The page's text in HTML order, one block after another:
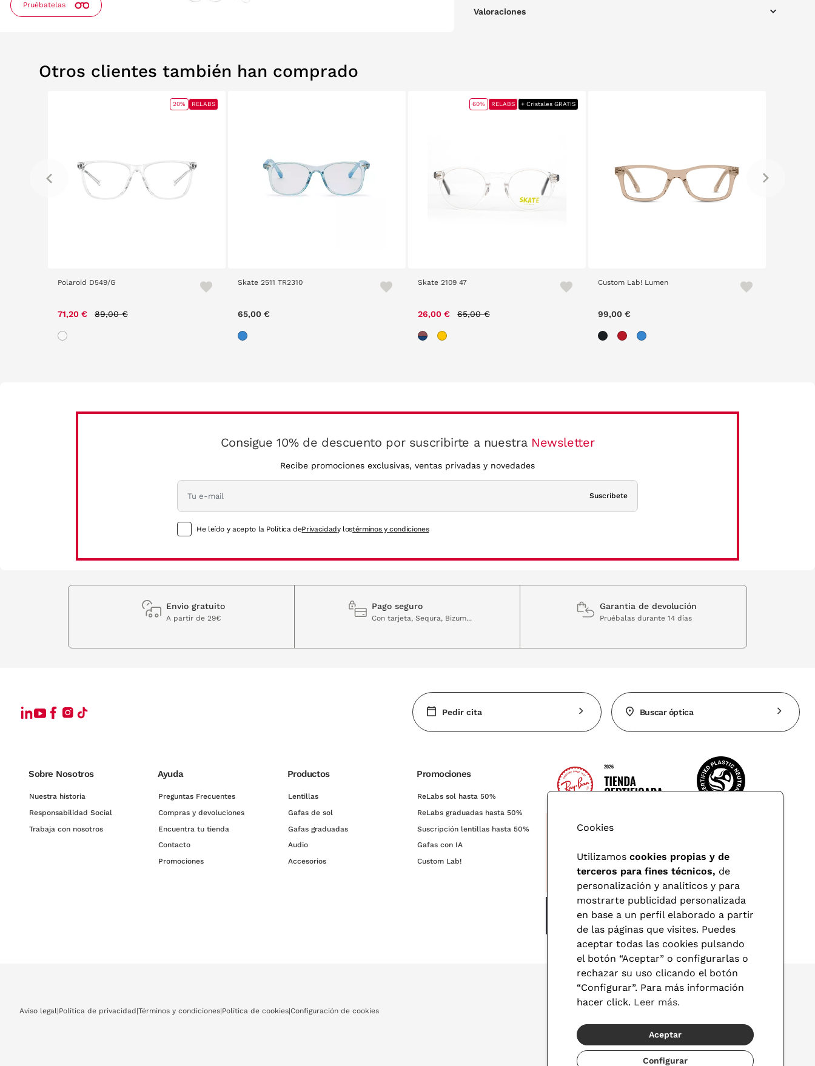
Pruébatelas
Valoraciones
Otros clientes también han comprado
Polaroid D549/G
71,20 € 89,00 €
20% RELABS
Skate 2511 TR2310
65,00 €
Skate 2109 47
26,00 € 65,00 €
60% RELABS + Cristales GRATIS
Custom Lab! Lumen
99,00 €
Consigue 10% de descuento por suscribirte a nuestra Newsletter
Recibe promociones exclusivas, ventas privadas y novedades
Suscríbete
He leído y acepto la Política dePrivacidady lostérminos y condiciones
Envio gratuito
A partir de 29€
Pago seguro
Con tarjeta, Sequra, Bizum...
Garantia de devolución
Pruébalas durante 14 días
Pedir cita Buscar óptica
Sobre Nosotros
Nuestra historia
Responsabilidad Social
Trabaja con nosotros
Ayuda
Preguntas Frecuentes
Compras y devoluciones
Encuentra tu tienda
Contacto
Promociones
Productos
Lentillas
Gafas de sol
Gafas graduadas
Audio
Accesorios
Promociones
ReLabs sol hasta 50%
ReLabs graduadas hasta 50%
Suscripción lentillas hasta 50%
Gafas con IA
Custom Lab!
Aviso legal|Política de privacidad |Términos y condiciones|Política de cookies|Configuración de cookies
© 2026 Visionlab
Cookies
Utilizamos cookies propias y de
terceros para fines técnicos, de
personalización y analíticos y para
mostrarte publicidad personalizada
en base a un perfil elaborado a partir
de las páginas que visites. Puedes
aceptar todas las cookies pulsando
el botón “Aceptar” o configurarlas o
rechazar su uso clicando el botón
“Configurar”. Para más información
hacer click. Leer más.
Aceptar
Configurar